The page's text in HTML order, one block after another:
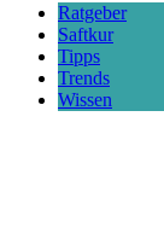
Ratgeber
Saftkur
Tipps
Trends
Wissen